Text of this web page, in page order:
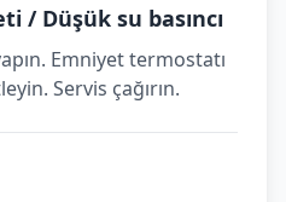
/ Düşük su basıncı
Emniyet termostatı
Servis çağırın.